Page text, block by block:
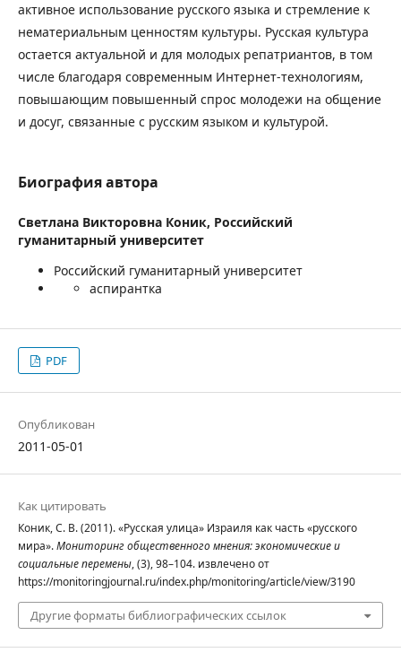
активное использование русского языка и стремление к
нематериальным ценностям культуры. Русская культура
остается актуальной и для молодых репатриантов, в том
числе благодаря современным Интернет-технологиям,
повышающим повышенный спрос молодежи на общение
и досуг, связанные с русским языком и культурой.
Биография автора
Светлана Викторовна Коник, Российский
гуманитарный университет
Российский гуманитарный университет
аспирантка
PDF
Опубликован
2011-05-01
Как цитировать
Коник, С. В. (2011). «Русская улица» Израиля как часть «русского
мира».Мониторинг общественного мнения: экономические и
социальные перемены, (3), 98–104. извлечено от
https://monitoringjournal.ru/index.php/monitoring/article/view/3190
Другие форматы библиографических ссылок